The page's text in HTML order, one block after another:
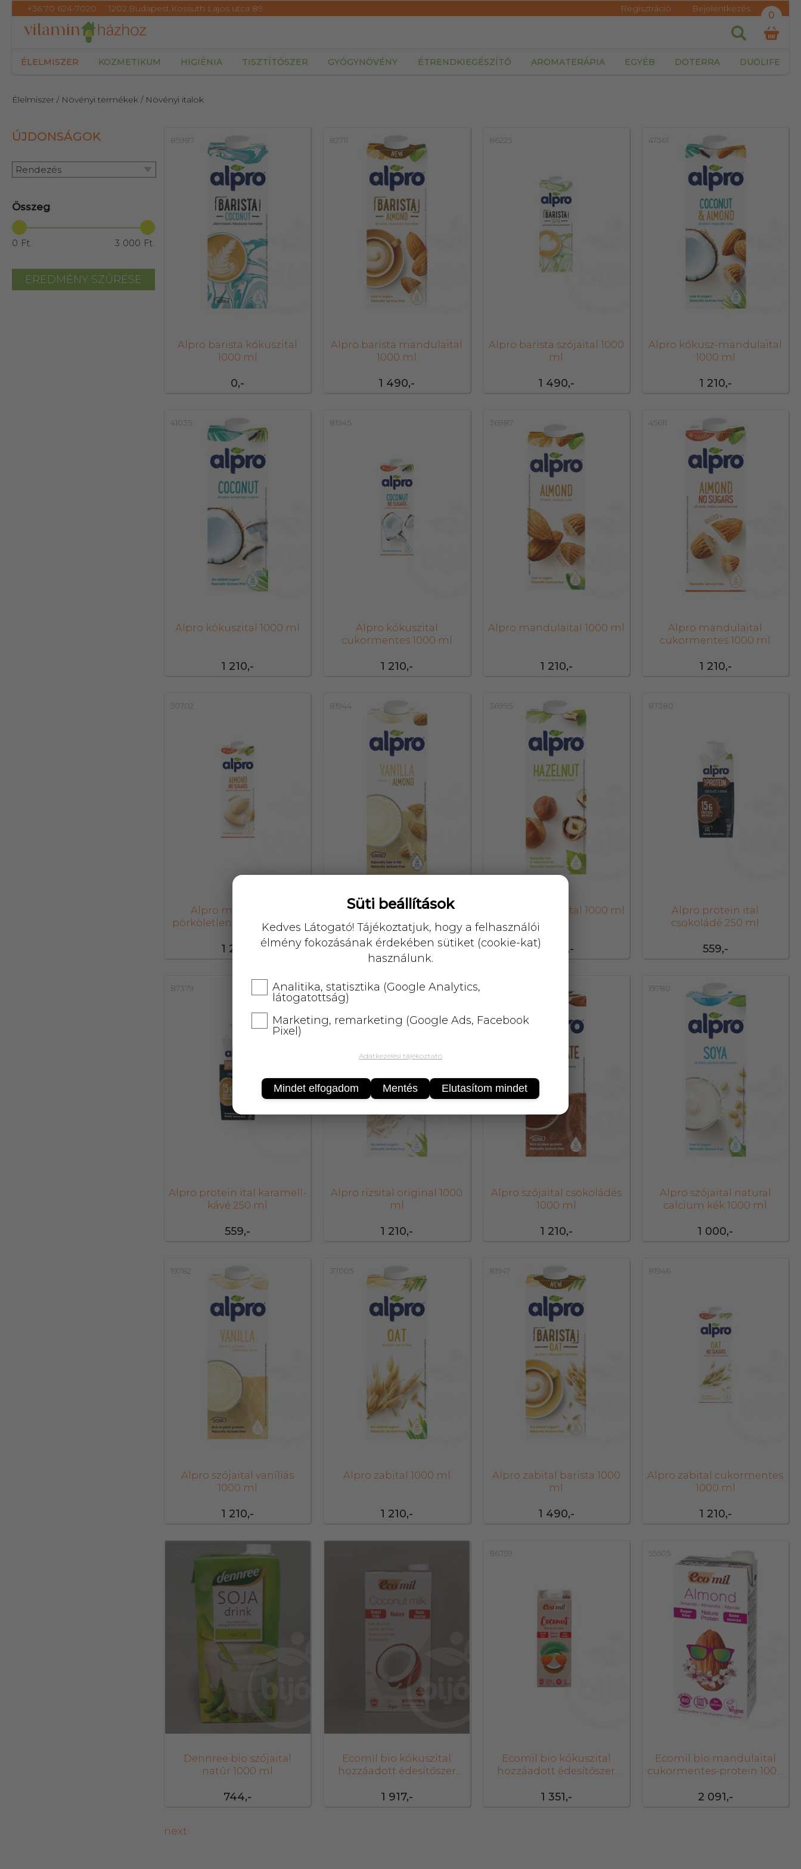
+36 70 624-7020 1202.Budapest.Kossuth Lajos utca 89 Regisztráció Bejelentkezés
0
ÉLELMISZER KOZMETIKUM HIGIÉNIA TISZTÍTÓSZER GYÓGYNÖVÉNY ÉTRENDKIEGÉSZÍTŐ AROMATERÁPIA EGYÉB DOTERRA DUOLIFE
Élelmiszer / Növényi termékek / Növényi italok
85987
0,-
Alpro barista kókuszital
1000 ml
82711
1 490,-
Alpro barista mandulaital
1000 ml
86225
1 490,-
Alpro barista szójaital 1000
ml
47361
1 210,-
Alpro kókusz-mandulaital
1000 ml
41035
1 210,-
Alpro kókuszital 1000 ml
81945
1 210,-
Alpro kókuszital
cukormentes 1000 ml
36987
1 210,-
Alpro mandulaital 1000 ml
45611
1 210,-
Alpro mandulaital
cukormentes 1000 ml
50702
1 210,-
Alpro mandulaital
pörköletlen cukormentes
81944
1 474,-
Alpro mandulaital vaníliás
1000 ml
36995
1 474,-
Alpro mogyoróital 1000 ml
87380
559,-
Alpro protein ital
csokoládé 250 ml
87379
559,-
Alpro protein ital karamell-
kávé 250 ml
37002
1 210,-
Alpro rizsital original 1000
ml
1 210,-
Alpro szójaital csokoládés
1000 ml
19780
1 000,-
Alpro szójaital natural
calcium kék 1000 ml
19782
1 210,-
Alpro szójaital vaníliás
1000 ml
37005
1 210,-
Alpro zabital 1000 ml
81947
1 490,-
Alpro zabital barista 1000
ml
81946
1 210,-
Alpro zabital cukormentes
1000 ml
744,-
Dennree bio szójaital
natúr 1000 ml
1 917,-
Ecomil bio kókuszital
hozzáadott édesítőszer
86759
1 351,-
Ecomil bio kókuszital
hozzáadott édesítőszer
55505
2 091,-
Ecomil bio mandulaital
cukormentes-protein 1000
next
ÚJDONSÁGOK
Rendezés
Összeg
0 Ft. 3 000 Ft.
EREDMÉNY SZŰRÉSE
Süti beállítások
Kedves Látogató! Tájékoztatjuk, hogy a felhasználói
élmény fokozásának érdekében sütiket (cookie-kat)
használunk.
Analitika, statisztika (Google Analytics,
látogatottság)
Marketing, remarketing (Google Ads, Facebook
Pixel)
Adatkezelési tájékoztató
Mindet elfogadom Mentés Elutasítom mindet